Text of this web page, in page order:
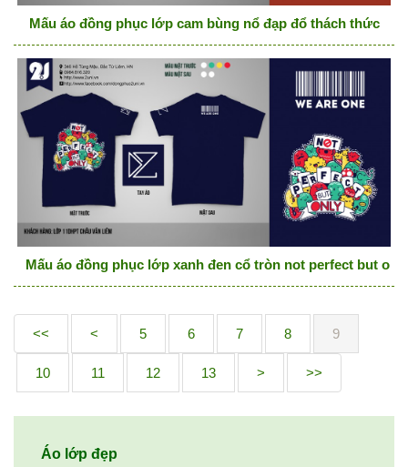
Mấu áo đồng phục lớp cam bùng nổ đạp đổ thách thức
Mấu áo đồng phục lớp xanh đen cổ tròn not perfect but only
<< < 5 6 7 8 9
10 11 12 13 > >>
Áo lớp đẹp